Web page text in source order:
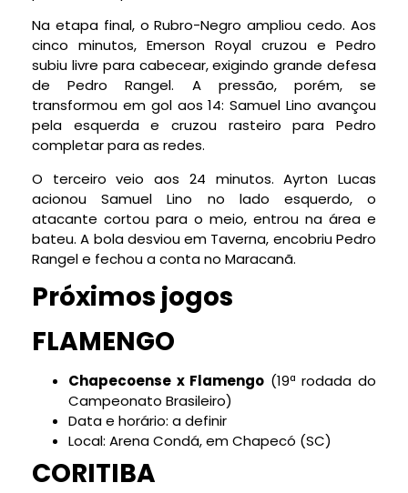
Na etapa final, o Rubro-Negro ampliou cedo. Aos
cinco minutos, Emerson Royal cruzou e Pedro
subiu livre para cabecear, exigindo grande defesa
de Pedro Rangel. A pressão, porém, se
transformou em gol aos 14: Samuel Lino avançou
pela esquerda e cruzou rasteiro para Pedro
completar para as redes.
O terceiro veio aos 24 minutos. Ayrton Lucas
acionou Samuel Lino no lado esquerdo, o
atacante cortou para o meio, entrou na área e
bateu. A bola desviou em Taverna, encobriu Pedro
Rangel e fechou a conta no Maracanã.
Próximos jogos
FLAMENGO
Chapecoense x Flamengo (19ª rodada do
Campeonato Brasileiro)
Data e horário: a definir
Local: Arena Condá, em Chapecó (SC)
CORITIBA